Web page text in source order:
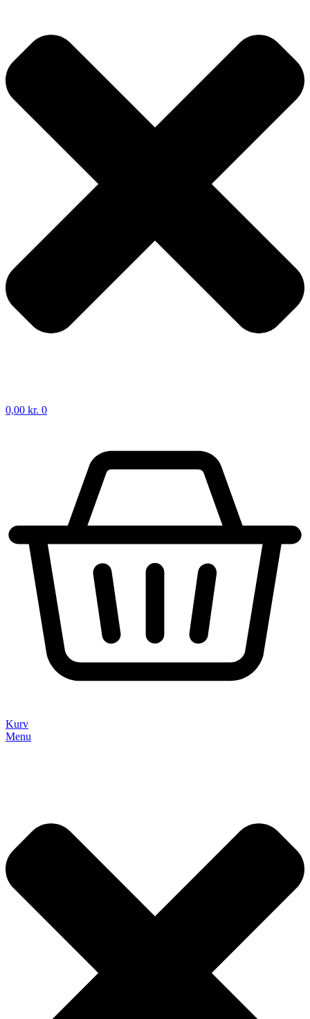
0,00 kr. 0
Kurv
Menu